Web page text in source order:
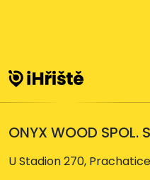
ONYX WOOD SPOL.
U Stadion 270,